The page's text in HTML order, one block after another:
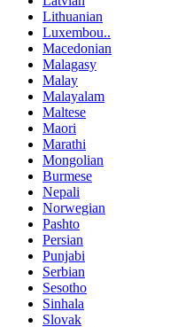
Lithuanian
Luxembou..
Macedonian
Malagasy
Malay
Malayalam
Maltese
Maori
Marathi
Mongolian
Burmese
Nepali
Norwegian
Pashto
Persian
Punjabi
Serbian
Sesotho
Sinhala
Slovak